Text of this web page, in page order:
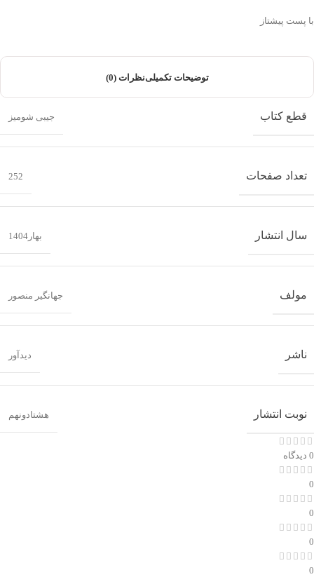
با پست پیشتاز
توضیحات تکمیلینظرات (0)
قطع کتاب جیبی شومیز
تعداد صفحات 252
سال انتشار بهار1404
مولف جهانگیر منصور
ناشر دیدآور
نوبت انتشار هشتادونهم
0 دیدگاه
0
0
0
0